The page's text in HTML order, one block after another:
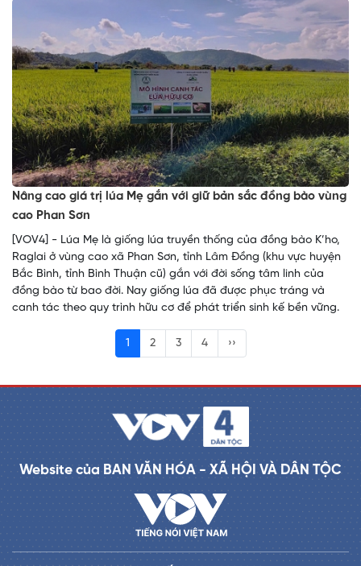
Nâng cao giá trị lúa Mẹ gắn với giữ bản sắc đồng bào vùng
cao Phan Sơn
[VOV4] - Lúa Mẹ là giống lúa truyền thống của đồng bào K’ho,
Raglai ở vùng cao xã Phan Sơn, tỉnh Lâm Đồng (khu vực huyện
Bắc Bình, tỉnh Bình Thuận cũ) gắn với đời sống tâm linh của
đồng bào từ bao đời. Nay giống lúa đã được phục tráng và
canh tác theo quy trình hữu cơ để phát triển sinh kế bền vững.
1 2 3 4 ››
Website của BAN VĂN HÓA - XÃ HỘI VÀ DÂN TỘC